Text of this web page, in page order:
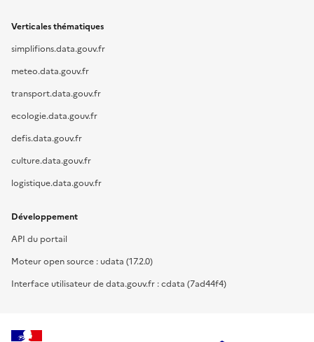
Verticales thématiques
simplifions.data.gouv.fr
meteo.data.gouv.fr
transport.data.gouv.fr
ecologie.data.gouv.fr
defis.data.gouv.fr
culture.data.gouv.fr
logistique.data.gouv.fr
Développement
API du portail
Moteur open source : udata (17.2.0)
Interface utilisateur de data.gouv.fr : cdata (7ad44f4)